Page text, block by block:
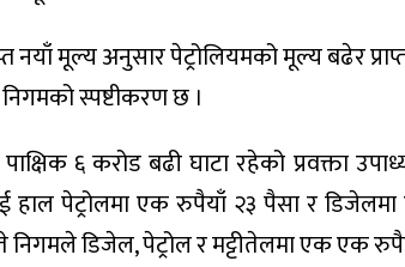
नयाँ मूल्य अनुसार पेट्रोलियमको मूल्य बढेर
स्पष्टीकरण छ ।
६ करोड बढी घाटा रहेको प्रवक्ता
पेट्रोलमा एक रुपैयाँ २३ पैसा र
डिजेल, पेट्रोल र मट्टीतेलमा एक एक